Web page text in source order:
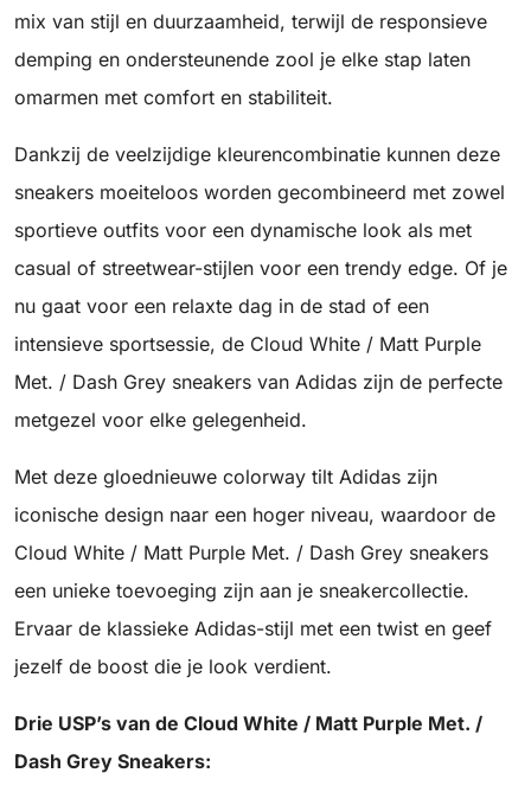
mix van stijl en duurzaamheid, terwijl de responsieve
demping en ondersteunende zool je elke stap laten
omarmen met comfort en stabiliteit.
Dankzij de veelzijdige kleurencombinatie kunnen deze
sneakers moeiteloos worden gecombineerd met zowel
sportieve outfits voor een dynamische look als met
casual of streetwear-stijlen voor een trendy edge. Of je
nu gaat voor een relaxte dag in de stad of een
intensieve sportsessie, de Cloud White / Matt Purple
Met. / Dash Grey sneakers van Adidas zijn de perfecte
metgezel voor elke gelegenheid.
Met deze gloednieuwe colorway tilt Adidas zijn
iconische design naar een hoger niveau, waardoor de
Cloud White / Matt Purple Met. / Dash Grey sneakers
een unieke toevoeging zijn aan je sneakercollectie.
Ervaar de klassieke Adidas-stijl met een twist en geef
jezelf de boost die je look verdient.
Drie USP’s van de Cloud White / Matt Purple Met. /
Dash Grey Sneakers: